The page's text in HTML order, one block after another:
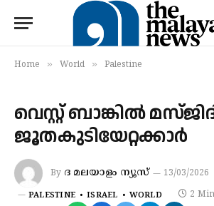
Home » World » Palestine
വെസ്റ്റ് ബാങ്കില്‍
ജൂതകുടിയേറ്റക്കാര്‍
By ദ മലയാളം ന്യൂസ് 13/03/2026
PALESTINE ISRAEL WORLD 2